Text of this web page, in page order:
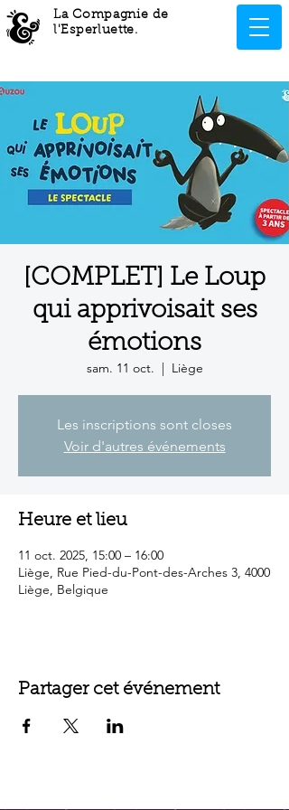
La Compagnie de
l'Esperluette.
[COMPLET] Le Loup
qui apprivoisait ses
émotions
sam. 11 oct.
  |
Liège
Les inscriptions sont closes
Voir d'autres événements
Heure et lieu
11 oct. 2025, 15:00 – 16:00
Liège, Rue Pied-du-Pont-des-Arches 3, 4000
Liège, Belgique
Partager cet événement